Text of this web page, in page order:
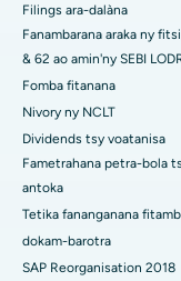
Hopitaly tsara
Hopitaly tsara
Hopitaly tsara
Hopitaly
Atsimo
Filings ara-dalàna
Fanambarana araka ny
& 62 ao amin'ny SEBI
Fomba fitanana
Nivory ny NCLT
Dividends tsy voatanisa
Fametrahana petra-bola
antoka
Tetika fananganana
dokam-barotra
SAP Reorganisation 2018